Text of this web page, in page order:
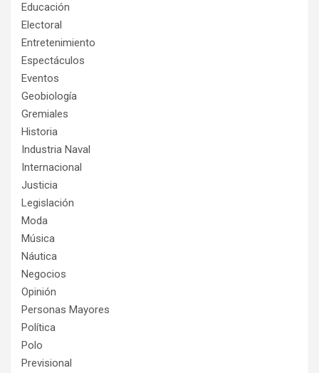
Educación
Electoral
Entretenimiento
Espectáculos
Eventos
Geobiología
Gremiales
Historia
Industria Naval
Internacional
Justicia
Legislación
Moda
Música
Náutica
Negocios
Opinión
Personas Mayores
Política
Polo
Previsional